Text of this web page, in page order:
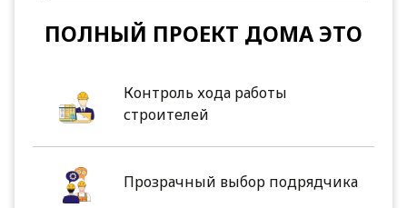
ПОЛНЫЙ ПРОЕКТ ДОМА ЭТО
Контроль хода работы
строителей
Прозрачный выбор подрядчика